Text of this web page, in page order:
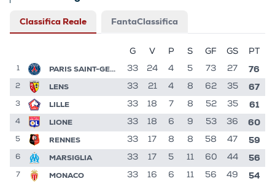
Classifica Reale FantaClassifica
G V P S GF GS PT
1 PARIS SAINT-GERMAIN 33 24 4 5 73 27 76
2 LENS 33 21 4 8 62 35 67
3 LILLE 33 18 7 8 52 35 61
4 LIONE 33 18 6 9 53 36 60
5 RENNES 33 17 8 8 58 47 59
6 MARSIGLIA 33 17 5 11 60 44 56
7 MONACO 33 16 6 11 56 49 54